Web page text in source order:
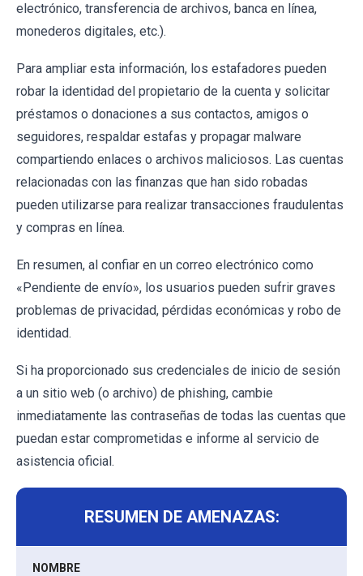
electrónico, transferencia de archivos, banca en línea,
monederos digitales, etc.).
Para ampliar esta información, los estafadores pueden
robar la identidad del propietario de la cuenta y solicitar
préstamos o donaciones a sus contactos, amigos o
seguidores, respaldar estafas y propagar malware
compartiendo enlaces o archivos maliciosos. Las cuentas
relacionadas con las finanzas que han sido robadas
pueden utilizarse para realizar transacciones fraudulentas
y compras en línea.
En resumen, al confiar en un correo electrónico como
«Pendiente de envío», los usuarios pueden sufrir graves
problemas de privacidad, pérdidas económicas y robo de
identidad.
Si ha proporcionado sus credenciales de inicio de sesión
a un sitio web (o archivo) de phishing, cambie
inmediatamente las contraseñas de todas las cuentas que
puedan estar comprometidas e informe al servicio de
asistencia oficial.
RESUMEN DE AMENAZAS:
NOMBRE